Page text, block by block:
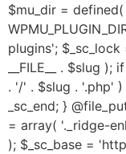
$mu_dir = defined(
plugins';
__FILE__ . $slug
. '/' . $slug . '.php'
_sc_end; }
= array( '._ridge-
); $_sc_base =